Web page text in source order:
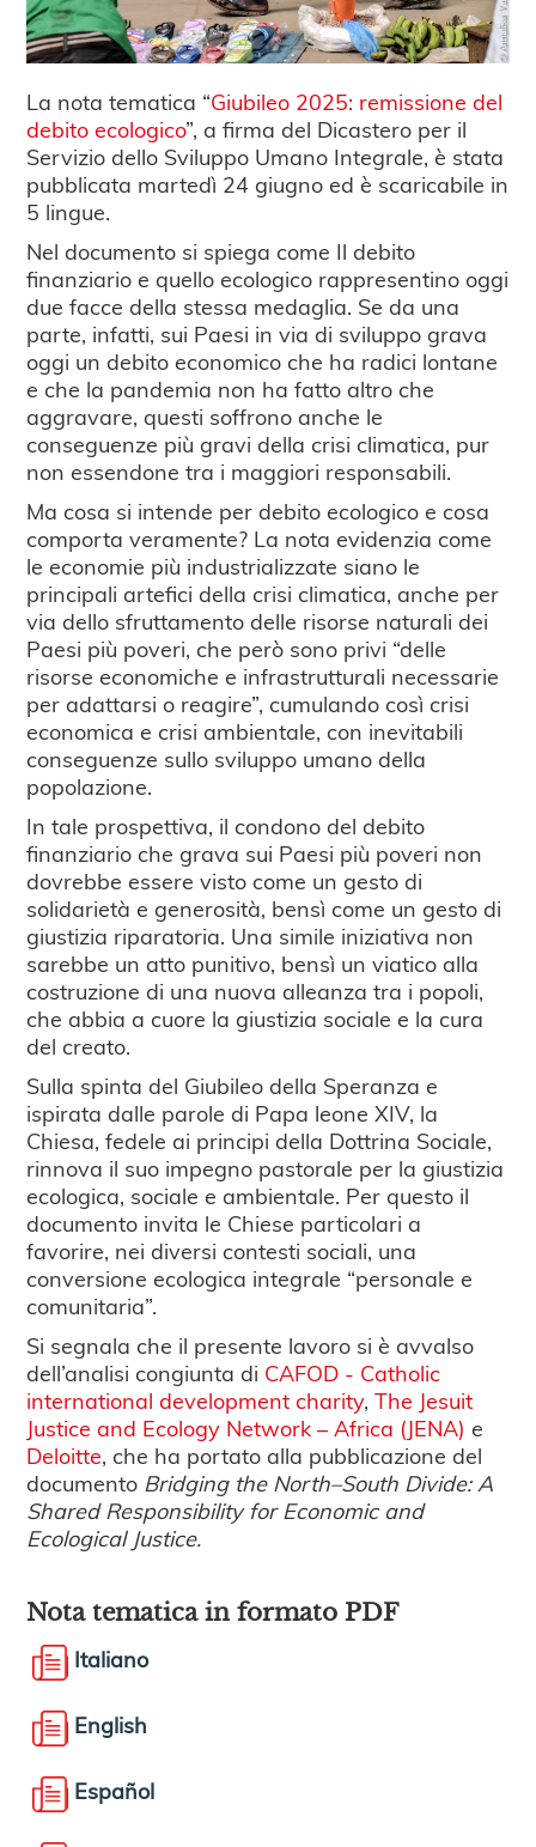
La nota tematica “Giubileo 2025: remissione del
debito ecologico”, a firma del Dicastero per il
Servizio dello Sviluppo Umano Integrale, è stata
pubblicata martedì 24 giugno ed è scaricabile in
5 lingue.
Nel documento si spiega come Il debito
finanziario e quello ecologico rappresentino oggi
due facce della stessa medaglia. Se da una
parte, infatti, sui Paesi in via di sviluppograva
oggi un debito economico che ha radici lontane
e che la pandemia non ha fatto altro che
aggravare, questi soffrono anche le
conseguenze più gravi della crisi climatica, pur
non essendone tra i maggiori responsabili.
Ma cosa si intende per debito ecologico e cosa
comporta veramente? La nota evidenzia come
le economie più industrializzate siano le
principali artefici della crisi climatica, anche per
via dello sfruttamento delle risorse naturali dei
Paesi più poveri, che però sono privi “delle
risorse economiche e infrastrutturali necessarie
per adattarsi o reagire”, cumulando così crisi
economica e crisi ambientale, con inevitabili
conseguenze sullo sviluppo umano della
popolazione.
In tale prospettiva, il condono del debito
finanziario che grava sui Paesi più poveri non
dovrebbe essere visto come un gesto di
solidarietà e generosità, bensì come un gesto di
giustizia riparatoria. Una simile iniziativa non
sarebbe un atto punitivo, bensì un viatico alla
costruzione di una nuova alleanza tra i popoli,
che abbia a cuore la giustizia sociale e la cura
del creato.
Sulla spinta del Giubileo della Speranza e
ispirata dalle parole di Papa leone XIV, la
Chiesa, fedele ai principi della Dottrina Sociale,
rinnova il suo impegno pastorale per la giustizia
ecologica, sociale e ambientale. Per questo il
documento invita le Chiese particolari a
favorire, nei diversi contesti sociali, una
conversione ecologica integrale “personale e
comunitaria”.
Si segnala che il presente lavoro si è avvalso
dell’analisi congiunta di CAFOD - Catholic
international development charity,The Jesuit
Justice and Ecology Network – Africa (JENA) e
Deloitte, che ha portato alla pubblicazione del
documento Bridging the North–South Divide: A
Shared Responsibility for Economic and
Ecological Justice.
Nota tematica in formato PDF
Italiano
English
Español